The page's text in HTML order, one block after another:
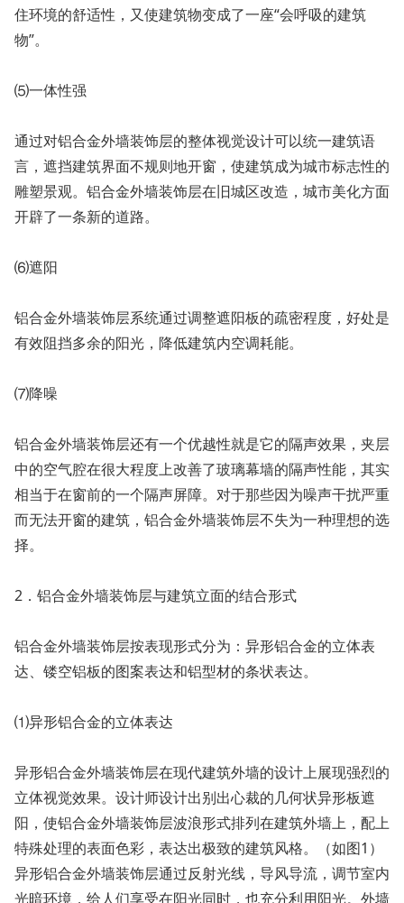
住环境的舒适性，又使建筑物变成了一座“会呼吸的建筑
物”。
⑸一体性强
通过对铝合金外墙装饰层的整体视觉设计可以统一建筑语
言，遮挡建筑界面不规则地开窗，使建筑成为城市标志性的
雕塑景观。铝合金外墙装饰层在旧城区改造，城市美化方面
开辟了一条新的道路。
⑹遮阳
铝合金外墙装饰层系统通过调整遮阳板的疏密程度，好处是
有效阻挡多余的阳光，降低建筑内空调耗能。
⑺降噪
铝合金外墙装饰层还有一个优越性就是它的隔声效果，夹层
中的空气腔在很大程度上改善了玻璃幕墙的隔声性能，其实
相当于在窗前的一个隔声屏障。对于那些因为噪声干扰严重
而无法开窗的建筑，铝合金外墙装饰层不失为一种理想的选
择。
2．铝合金外墙装饰层与建筑立面的结合形式
铝合金外墙装饰层按表现形式分为：异形铝合金的立体表
达、镂空铝板的图案表达和铝型材的条状表达。
⑴异形铝合金的立体表达
异形铝合金外墙装饰层在现代建筑外墙的设计上展现强烈的
立体视觉效果。设计师设计出别出心裁的几何状异形板遮
阳，使铝合金外墙装饰层波浪形式排列在建筑外墙上，配上
特殊处理的表面色彩，表达出极致的建筑风格。（如图1）
异形铝合金外墙装饰层通过反射光线，导风导流，调节室内
光暗环境，给人们享受在阳光同时，也充分利用阳光。外墙